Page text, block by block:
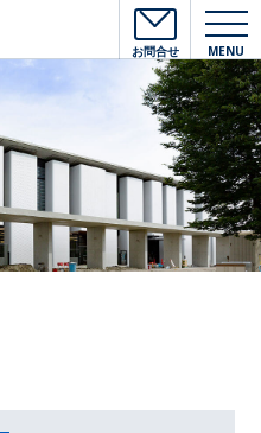
お問合せ MENU